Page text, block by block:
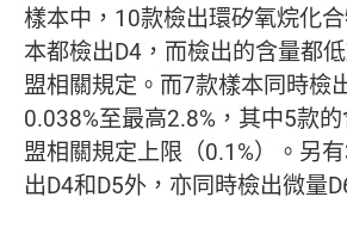
樣本中，10款檢出環矽氧烷化
本都檢出D4，而檢出的含量都
盟相關規定。而7款樣本同時檢
0.038%至最高2.8%，其中5款
盟相關規定上限（0.1%）。另
出D4和D5外，亦同時檢出微量